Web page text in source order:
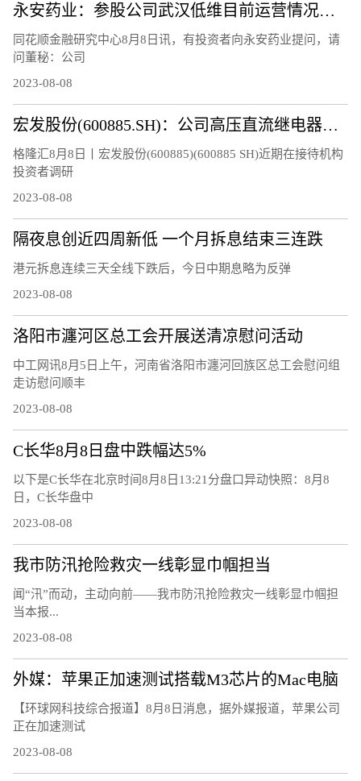
永安药业：参股公司武汉低维目前运营情况正常，研制的石墨烯材料等相关产品正处于市场推广阶段
同花顺金融研究中心8月8日讯，有投资者向永安药业提问，请
问董秘：公司
2023-08-08
宏发股份(600885.SH)：公司高压直流继电器继续保持快速增长
格隆汇8月8日丨宏发股份(600885)(600885 SH)近期在接待机构
投资者调研
2023-08-08
隔夜息创近四周新低 一个月拆息结束三连跌
港元拆息连续三天全线下跌后，今日中期息略为反弹
2023-08-08
洛阳市瀍河区总工会开展送清凉慰问活动
中工网讯8月5日上午，河南省洛阳市瀍河回族区总工会慰问组
走访慰问顺丰
2023-08-08
C长华8月8日盘中跌幅达5%
以下是C长华在北京时间8月8日13:21分盘口异动快照：8月8
日，C长华盘中
2023-08-08
我市防汛抢险救灾一线彰显巾帼担当
闻“汛”而动，主动向前——我市防汛抢险救灾一线彰显巾帼担
当本报...
2023-08-08
外媒：苹果正加速测试搭载M3芯片的Mac电脑
【环球网科技综合报道】8月8日消息，据外媒报道，苹果公司
正在加速测试
2023-08-08